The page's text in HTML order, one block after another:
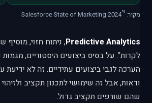
מקור: Salesforce State of Marketing 2024 ¹⁰
Predictive Analytics, ניתוח חזוי,
לקרות". על בסיס ביצועים היסטוריים,
הערכה לגבי ביצועים עתידיים. זה לא
ודאות, אבל זה שימושי לתכנון תקציב
שהם שורפים תקציב גדול.